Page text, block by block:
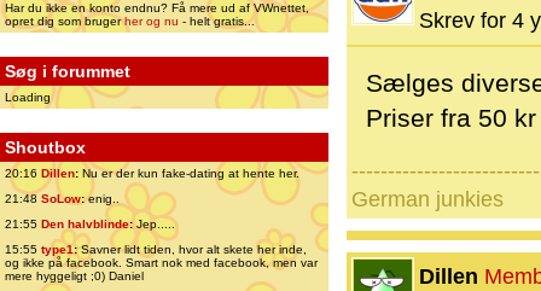
Har du ikke en konto endnu? Få mere ud af VWnettet,
opret dig som brugerher og nu - helt gratis...
Søg i forummet
Loading
Shoutbox
20:16 Dillen: Nu er der kun fake-dating at hente her.
21:48 SoLow:enig..
21:55 Den halvblinde:Jep.....
15:55 type1:Savner lidt tiden, hvor alt skete her inde,
og ikke på facebook. Smart nok med facebook, men var
mere hyggeligt ;0) Daniel
Skrev for 4
Sælges
Priser fra 50 kr
German junkies
Dillen